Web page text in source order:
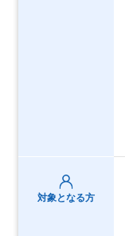
対象となる方